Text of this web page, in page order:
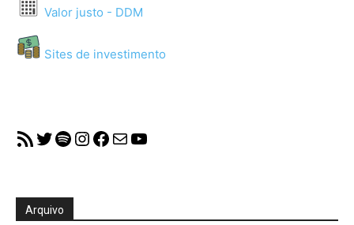
Valor justo - DDM
Sites de investimento
RSS FeedTwitter
Spotify
Instagram
Facebook
MailYouTube
Arquivo